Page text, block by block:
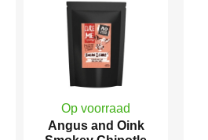
Op voorraad
Angus and Oink